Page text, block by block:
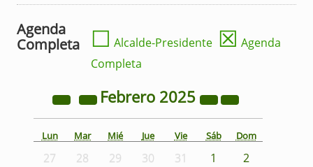
Agenda
Completa
☐ Alcalde-Presidente ☒ Agenda
Completa
Febrero 2025
Lun Mar Mié Jue Vie Sáb Dom
27 28 29 30 31 1
2